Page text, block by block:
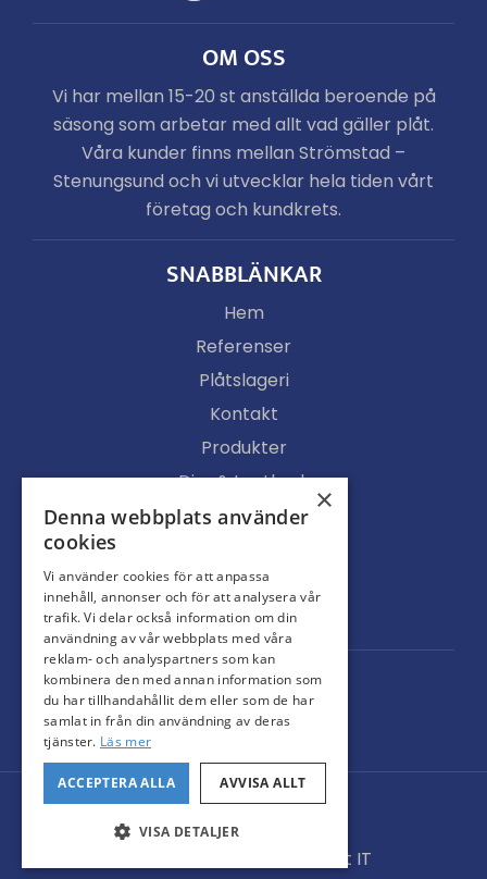
OM OSS
Vi har mellan 15-20 st anställda beroende på
säsong som arbetar med allt vad gäller plåt.
Våra kunder finns mellan Strömstad –
Stenungsund och vi utvecklar hela tiden vårt
företag och kundkrets.
SNABBLÄNKAR
Hem
Referenser
Plåtslageri
Kontakt
Produkter
Djur & Lantbruk
Köpvillkor
Ljusgenomsläpp
Portar
© Svarteborgs Plåt AB
Administration
Hemsidan levereras av Kust IT
×
Denna webbplats använder
cookies
Vi använder cookies för att anpassa
innehåll, annonser och för att analysera vår
trafik. Vi delar också information om din
användning av vår webbplats med våra
reklam- och analyspartners som kan
kombinera den med annan information som
du har tillhandahållit dem eller som de har
samlat in från din användning av deras
tjänster. Läs mer
ACCEPTERA ALLA AVVISA ALLT
VISA DETALJER